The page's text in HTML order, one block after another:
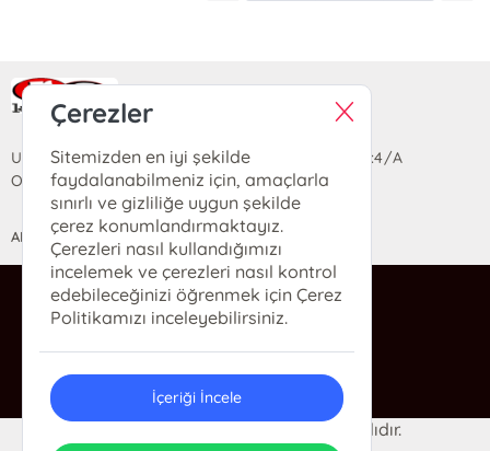
Ra Yayın Kitabevi
Uzun Sokak Saray Çarşısı Lara Sineması Girişi No:4/A
Ortahisar/TRABZON
ANASAYFA YARDIM İLETİŞİM
ra@rakitap.com
0(462) 326 49 71
© 2024 Ra Kitabevi. Her hakkı saklıdır.
Çerezler
Sitemizden en iyi şekilde
faydalanabilmeniz için, amaçlarla
sınırlı ve gizliliğe uygun şekilde
çerez konumlandırmaktayız.
Çerezleri nasıl kullandığımızı
incelemek ve çerezleri nasıl kontrol
edebileceğinizi öğrenmek için Çerez
Politikamızı inceleyebilirsiniz.
İçeriği İncele